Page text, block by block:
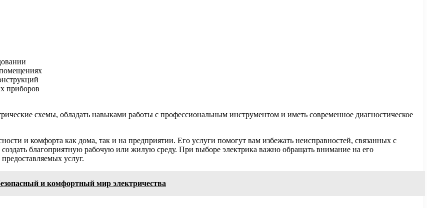
приборов
схемы, обладать навыками работы с профессиональным инструментом и иметь современное диагностическое
и комфорта как дома, так и на предприятии. Его услуги помогут вам избежать неисправностей, связанных с
благоприятную рабочую или жилую среду. При выборе электрика важно обращать внимание на его
услуг.
и комфортный мир электричества